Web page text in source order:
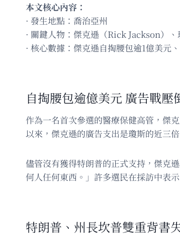
本文核心內容：
· 發生地點：喬治亞州
· 關鍵人物：傑克遜（Rick Jackson）
· 核心數據：傑克遜自掏腰包逾1億美元
自掏腰包逾億美元 廣告戰壓
作為一名首次參選的醫療保健高管，傑
以來，傑克遜的廣告支出是瓊斯的近三
儘管沒有獲得特朗普的正式支持，傑克
何人任何東西。」許多選民在採訪中表
特朗普、州長坎普雙重背書